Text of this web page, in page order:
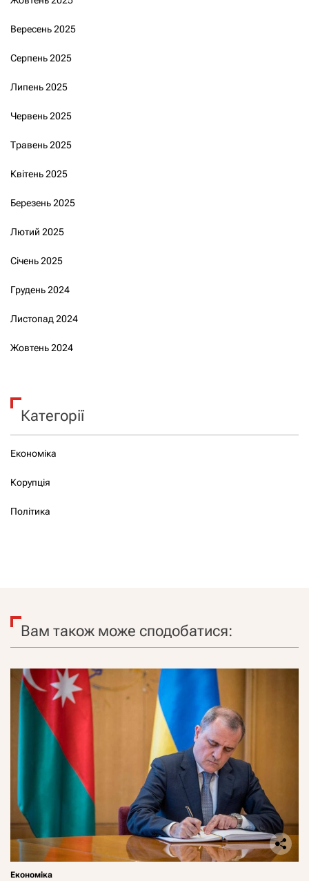
Вересень 2025
Серпень 2025
Липень 2025
Червень 2025
Травень 2025
Квітень 2025
Березень 2025
Лютий 2025
Січень 2025
Грудень 2024
Листопад 2024
Жовтень 2024
Категорії
Економіка
Корупція
Політика
Вам також може сподобатися:
Економіка